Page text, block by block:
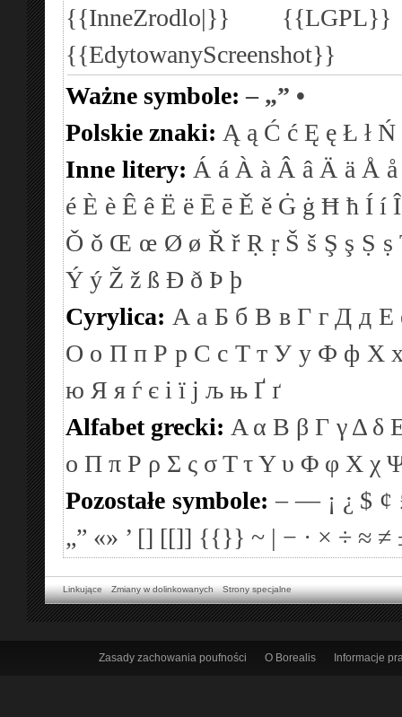
{{InneZrodlo|}}
{{EdytowanyScreenshot}}
Ważne symbole:– „” •
Polskie znaki: Ą ą Ć ć Ę ę Ł ł Ń
Inne litery: Á á À à Â â Ä ä Å å
é È è Ê ê Ë ë Ē ē Ě ě Ġ ġ Ħ ħ Í í Î
Ǒ ǒ Œ œ Ø ø Ř ř Ṛ ṛ Š š Ş ş Ṣ ṣ
Ý ý Ž ž ß Ð ð Þ þ
Cyrylica: А а Б б В в Г г Д д Е
О о П п Р р С с Т т У у Ф ф Х
ю Я я ѓ є і ї ј љ њ Ґ ґ
Alfabet grecki: Α α Β β Γ γ Δ δ
ο Π π Ρ ρ Σ ς σΤ τΥ υ Φ φ Χ χ
Pozostałe symbole: – — ¡ ¿ $ ¢
„” «» ’ [] [[]] {{}} ~ | − · × ÷ ≈ ≠
Linkujące Zmiany w dolinkowanych Strony specjalne
Zasady zachowania poufności O Borealis Informacje